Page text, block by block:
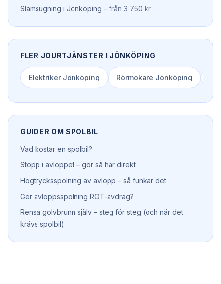
Slamsugning i Jönköping – från 3 750 kr
FLER JOURTJÄNSTER I JÖNKÖPING
Elektriker Jönköping Rörmokare Jönköping
GUIDER OM SPOLBIL
Vad kostar en spolbil?
Stopp i avloppet – gör så här direkt
Högtrycksspolning av avlopp – så funkar det
Ger avloppsspolning ROT-avdrag?
Rensa golvbrunn själv – steg för steg (och när det
krävs spolbil)